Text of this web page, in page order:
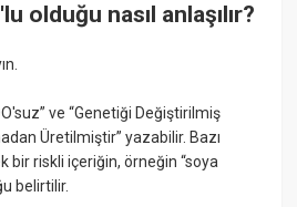
olduğu nasıl anlaşılır?
ve “Genetiği Değiştirilmiş
Üretilmiştir” yazabilir. Bazı
bir riskli içeriğin, örneğin “soya
belirtilir.